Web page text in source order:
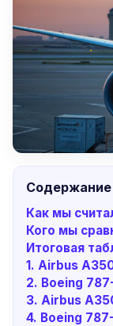
Содержание
Как мы
Кого мы
Итоговая
1. Airbus
2. Boeing
3. Airbus
4. Boeing